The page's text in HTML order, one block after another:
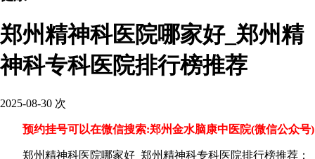
郑州精神科医院哪家好_郑州精
神科专科医院排行榜推荐
2025-08-30 次
预约挂号可以在微信搜索:郑州金水脑康中医院(微信公众号)
郑州精神科医院哪家好_郑州精神科专科医院排行榜推荐：